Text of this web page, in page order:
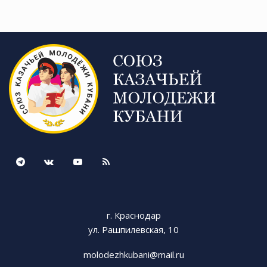
которых входят представители казачьих
обществ и активисты Союза казачьей
молодежи Кубани, ведется во всех
муниципальных образованиях нашего края.
В этот нелегкий период у каждого из нас есть
возможность присоединиться к всероссийской
Акции взаимопомощи во время пандемии
необходимо внимательно ознакомиться с
Вместе мы справимся!
г. Краснодар
ул. Рашпилевская, 10
molodezhkubani@mail.ru